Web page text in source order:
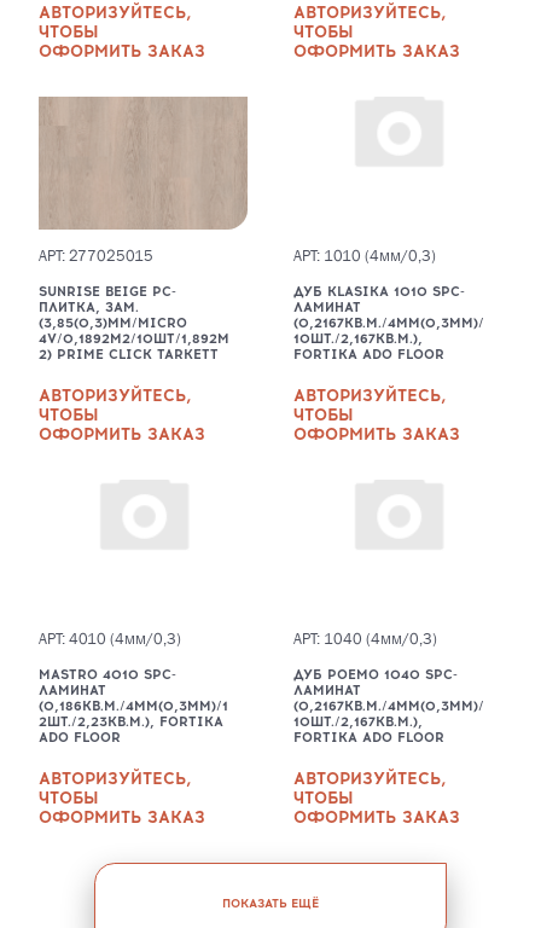
АВТОРИЗУЙТЕСЬ,
ЧТОБЫ
ОФОРМИТЬ ЗАКАЗ
АВТОРИЗУЙТЕСЬ,
ЧТОБЫ
ОФОРМИТЬ ЗАКАЗ
АРТ: 277025015
SUNRISE BEIGE PC-
ПЛИТКА, ЗАМ.
(3,85(0,3)ММ/MICRO
4V/0,1892М2/10ШТ/1,892М
2) PRIME CLICK TARKETT
АВТОРИЗУЙТЕСЬ,
ЧТОБЫ
ОФОРМИТЬ ЗАКАЗ
АРТ: 1010 (4мм/0,3)
ДУБ KLASIKA 1010 SPC-
ЛАМИНАТ
(0,2167КВ.М./4ММ(0,3ММ)/
10ШТ./2,167КВ.М.),
FORTIKA ADO FLOOR
АВТОРИЗУЙТЕСЬ,
ЧТОБЫ
ОФОРМИТЬ ЗАКАЗ
АРТ: 4010 (4мм/0,3)
MASTRO 4010 SPC-
ЛАМИНАТ
(0,186КВ.М./4ММ(0,3ММ)/1
2ШТ./2,23КВ.М.), FORTIKA
ADO FLOOR
АВТОРИЗУЙТЕСЬ,
ЧТОБЫ
ОФОРМИТЬ ЗАКАЗ
АРТ: 1040 (4мм/0,3)
ДУБ POEMO 1040 SPC-
ЛАМИНАТ
(0,2167КВ.М./4ММ(0,3ММ)/
10ШТ./2,167КВ.М.),
FORTIKA ADO FLOOR
АВТОРИЗУЙТЕСЬ,
ЧТОБЫ
ОФОРМИТЬ ЗАКАЗ
ПОКАЗАТЬ ЕЩЁ